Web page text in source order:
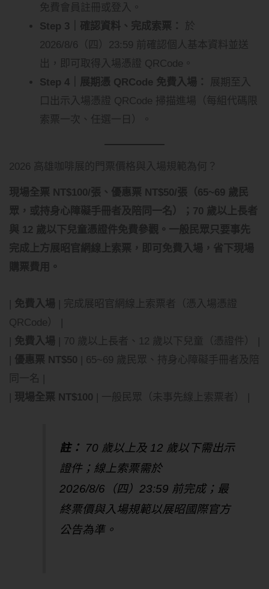
免費會員註冊或登入。
Step 3｜確認資料、完成索票：
於
2026/8/6（四）23:59 前確認個人基本資料並送
出，即可取得入場憑證 QRCode。
Step 4｜展期憑 QRCode 免費入場：
展期至入
口出示入場憑證 QRCode 掃描進場（每組代碼限
索票一次、任選一日）。
2026 高雄咖啡展的門票價格與入場規範為何？
現場全票 NT$100/張、優惠票 NT$50/張（65~69 歲民
眾，或持身心障礙手冊者及陪同一名）；70 歲以上長者
與 12 歲以下兒童憑證件免費參觀。一般民眾只要事先
完成上方展昭官網線上索票，即可免費入場，省下現場
購票費用。
免費入場 | 完成展昭官網線上索票者（憑入場憑證
QRCode） |
免費入場 | 70 歲以上長者、12 歲以下兒童（憑證件） |
優惠票 NT$50 | 65~69 歲民眾、持身心障礙手冊者及陪
同一名 |
現場全票 NT$100 | 一般民眾（未事先線上索票者） |
註： 70 歲以上及 12 歲以下需出示
證件；線上索票需於
2026/8/6（四）23:59 前完成；最
終票價與入場規範以展昭國際官方
公告為準。